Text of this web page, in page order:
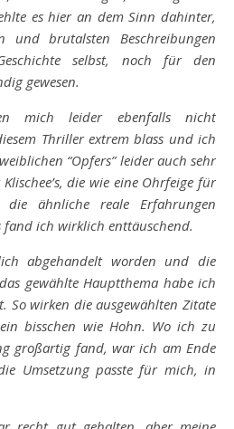
es hier an dem Sinn dahinter,
und brutalsten Beschreibungen
selbst, noch für den
gewesen.
mich leider ebenfalls nicht
Thriller extrem blass und ich
“Opfers” leider auch sehr
die wie eine Ohrfeige für
die ähnliche reale Erfahrungen
ich wirklich enttäuschend.
abgehandelt worden und die
gewählte Hauptthema habe ich
So wirken die ausgewählten Zitate
bisschen wie Hohn. Wo ich zu
großartig fand, war ich am Ende
Umsetzung passte für mich, in